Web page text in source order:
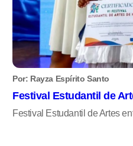
Por: Rayza Espírito Santo
Festival Estudantil de
Festival Estudantil de Artes